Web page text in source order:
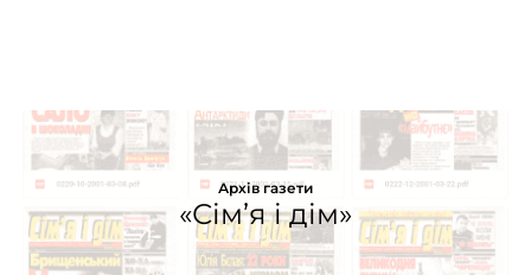
Архів газети
«Сім’я і дім»